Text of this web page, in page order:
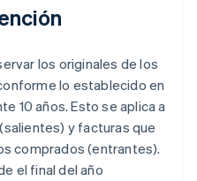
los originales de los
lo establecido en
10 años. Esto se aplica a
y facturas que
comprados (entrantes).
el final del año